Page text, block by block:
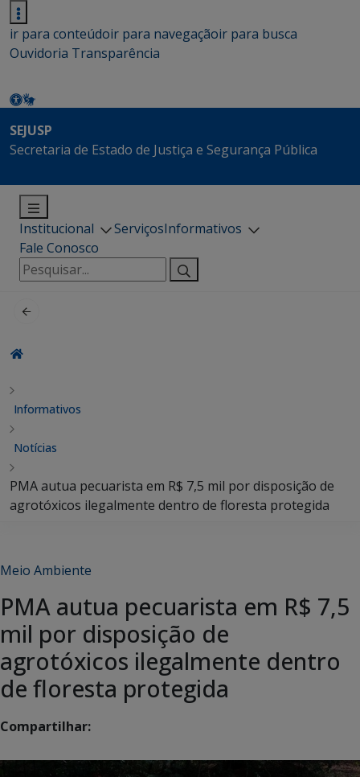
ir para conteúdoir para navegaçãoir para busca
Ouvidoria Transparência
SEJUSP
Secretaria de Estado de Justiça e Segurança Pública
Institucional ServiçosInformativos
Fale Conosco
Pesquisar
por:
Informativos
Notícias
PMA autua pecuarista em R$ 7,5 mil por disposição de
agrotóxicos ilegalmente dentro de floresta protegida
Meio Ambiente
PMA autua pecuarista em R$ 7,5
mil por disposição de
agrotóxicos ilegalmente dentro
de floresta protegida
Compartilhar: